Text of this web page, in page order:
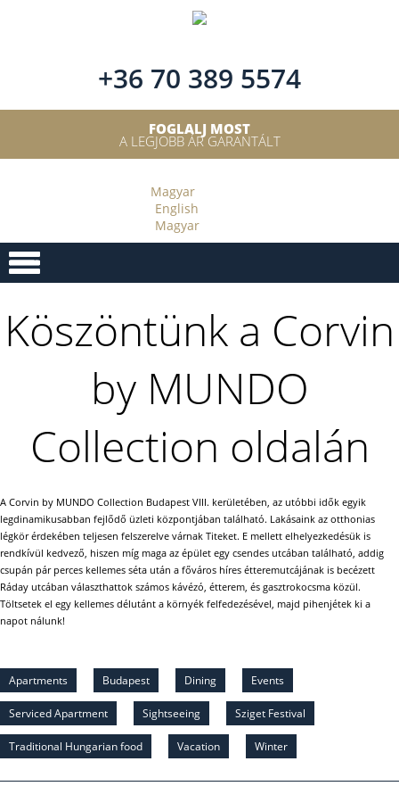
+36 70 389 5574
FOGLALJ MOST
A LEGJOBB ÁR GARANTÁLT
Magyar
English
Magyar
Köszöntünk a Corvin
by MUNDO
Collection oldalán
A Corvin by MUNDO Collection Budapest VIII. kerületében, az utóbbi idők egyik
legdinamikusabban fejlődő üzleti központjában található. Lakásaink az otthonias
légkör érdekében teljesen felszerelve várnak Titeket. E mellett elhelyezkedésük is
rendkívül kedvező, hiszen míg maga az épület egy csendes utcában található, addig
csupán pár perces kellemes séta után a főváros híres étteremutcájának is becézett
Ráday utcában választhattok számos kávézó, étterem, és gasztrokocsma közül.
Töltsetek el egy kellemes délutánt a környék felfedezésével, majd pihenjétek ki a
napot nálunk!
Apartments Budapest Dining Events
Serviced Apartment Sightseeing Sziget Festival
Traditional Hungarian food Vacation Winter